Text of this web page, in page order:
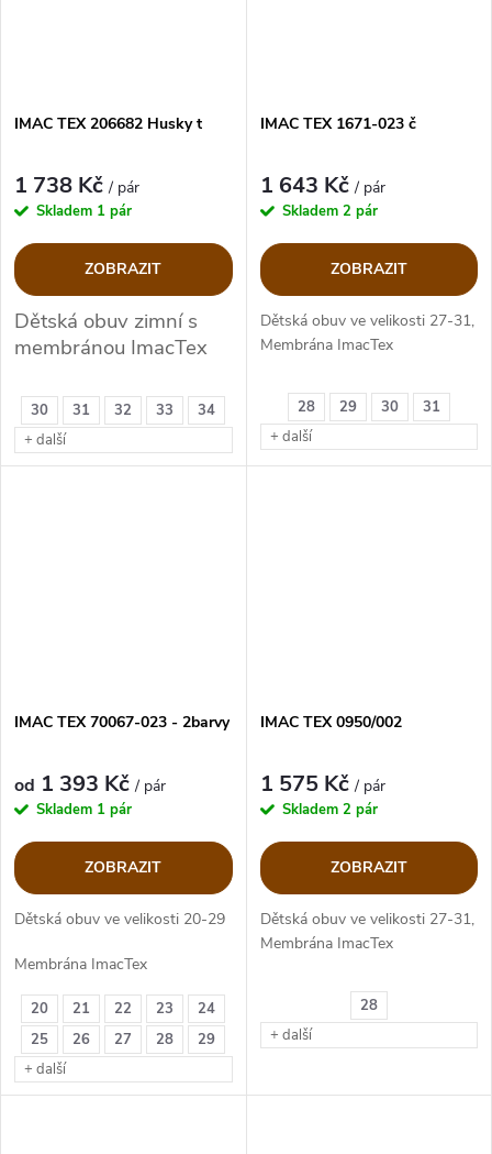
30 31 32 33
34
+ další
IMAC TEX 206682 Husky t
1 738 Kč/ pár
Skladem 1 pár
ZOBRAZIT
Dětská obuv zimní s
membránou ImacTex
28 29 30
31
+ další
IMAC TEX 1671-023 č
1 643 Kč/ pár
Skladem 2 pár
ZOBRAZIT
Dětská obuv ve velikosti 27-31,
Membrána ImacTex
20 21 22 23
24
25
26 27 28
29
+ další
IMAC TEX 70067-023 - 2barvy
od 1 393 Kč/ pár
Skladem 1 pár
ZOBRAZIT
Dětská obuv ve velikosti 20-29
Membrána ImacTex
28
+ další
IMAC TEX 0950/002
1 575 Kč/ pár
Skladem 2 pár
ZOBRAZIT
Dětská obuv ve velikosti 27-31,
Membrána ImacTex